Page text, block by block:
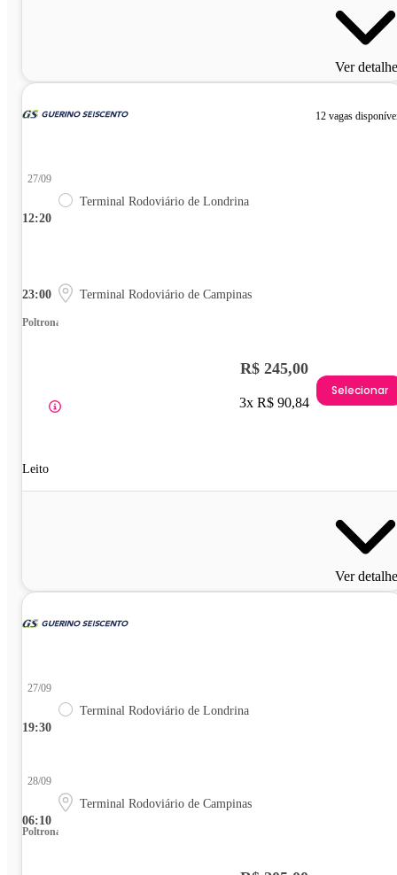
Ver
12 vagas
12:20
27/09
Terminal Rodoviário de Londrina
23:00 Terminal Rodoviário de Campinas
Poltrona
Leito
R$ 245,00
3x R$ 90,84
Selecionar
Ver
19:30
27/09
Terminal Rodoviário de Londrina
06:10
28/09
Terminal Rodoviário de Campinas
Poltrona